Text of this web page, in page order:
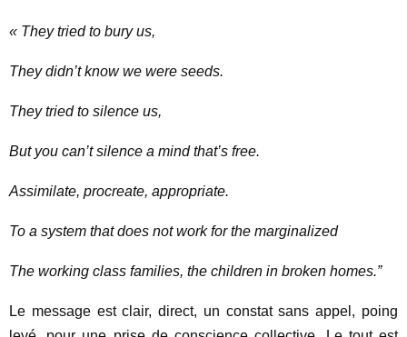
« They tried to bury us,
They didn’t know we were seeds.
They tried to silence us,
But you can’t silence a mind that’s free.
Assimilate, procreate, appropriate.
To a system that does not work for the marginalized
The working class families, the children in broken homes.”
Le message est clair, direct, un constat sans appel, poing